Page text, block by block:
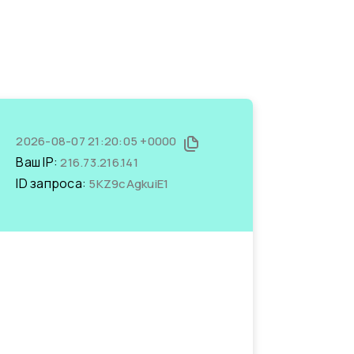
2026-08-07 21:20:05 +0000
Ваш IP:216.73.216.141
ID запроса: 5KZ9cAgkuiE1